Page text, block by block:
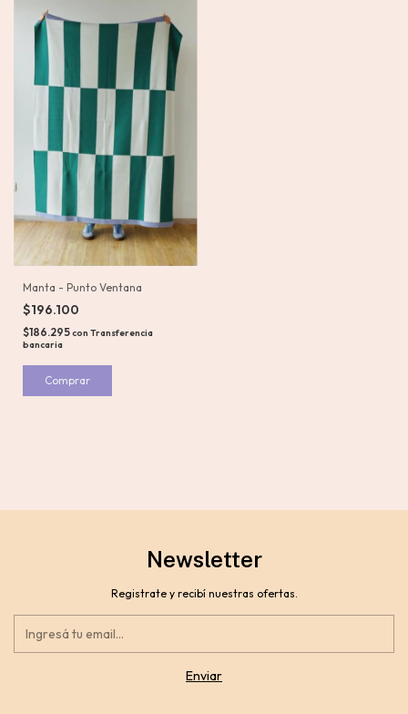
Manta - Punto Ventana
$196.100
$186.295con Transferencia
bancaria
Newsletter
Registrate y recibí nuestras ofertas.